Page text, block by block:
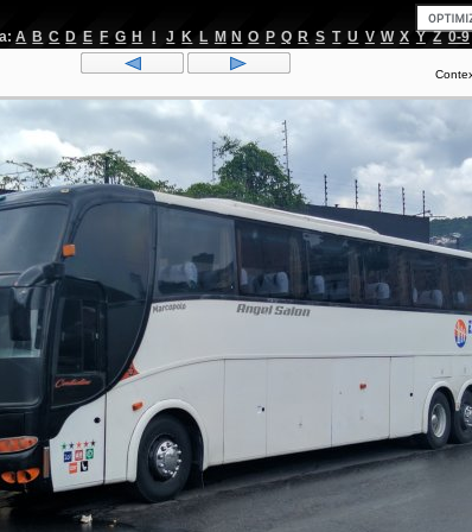
A B C D E F G H J K L M N O P Q R S T U V W X Y Z 0-9